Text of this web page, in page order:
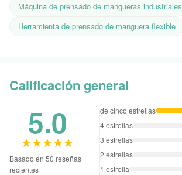
Máquina de prensado de mangueras industriales
Herramienta de prensado de manguera flexible
Calificación general
5.0
★★★★★
★★★★★
Basado en 50 reseñas
recientes
de cinco estrellas
4 estrellas
3 estrellas
2 estrellas
1 estrella